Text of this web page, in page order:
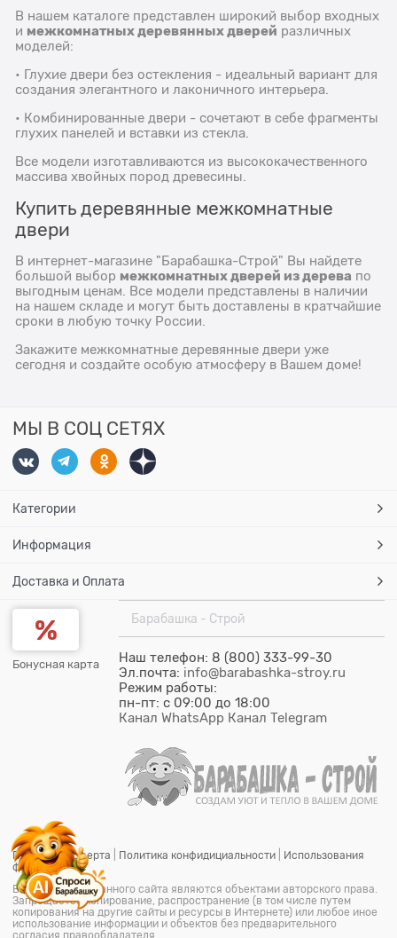
В нашем каталоге представлен широкий выбор входных
и межкомнатных деревянных дверей различных
моделей:
• Глухие двери без остекления - идеальный вариант для
создания элегантного и лаконичного интерьера.
• Комбинированные двери - сочетают в себе фрагменты
глухих панелей и вставки из стекла.
Все модели изготавливаются из высококачественного
массива хвойных пород древесины.
Купить деревянные межкомнатные
двери
В интернет-магазине "Барабашка-Строй" Вы найдете
большой выбор межкомнатных дверей из дерева по
выгодным ценам. Все модели представлены в наличии
на нашем складе и могут быть доставлены в кратчайшие
сроки в любую точку России.
Закажите межкомнатные деревянные двери уже
сегодня и создайте особую атмосферу в Вашем доме!
МЫ В СОЦ СЕТЯХ
Категории
Информация
Доставка и Оплата
Бонусная карта
Барабашка - Строй
Наш телефон: 8 (800) 333-99-30
Эл.почта: info@barabashka-stroy.ru
Режим работы:
пн-пт: c 09:00 до 18:00
Канал WhatsApp Канал Telegram
Публичная оферта Политика конфидициальности
Использования
файлов cookie
Все материалы данного сайта являются объектами авторского права.
Запрещается копирование, распространение (в том числе путем
копирования на другие сайты и ресурсы в Интернете) или любое иное
использование информации и объектов без предварительного